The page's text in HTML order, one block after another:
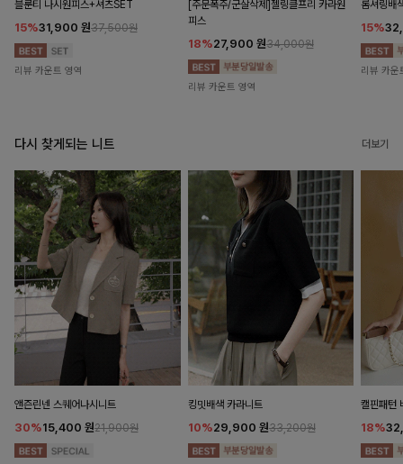
블룬티 나시원피스+셔츠SET
15%31,900 원37,500원
리뷰 카운트 영역
[주문폭주/군살삭제]젤링클프리 카라원
피스
18%27,900 원34,000원
리뷰 카운트 영역
롬셔링배
15%
리뷰 카운
다시 찾게되는 니트 더보기
앤즌린넨 스퀘어나시니트
30%15,400 원21,900원
킹밋배색 카라니트
10%29,900 원33,200원
캘핀패턴
18%